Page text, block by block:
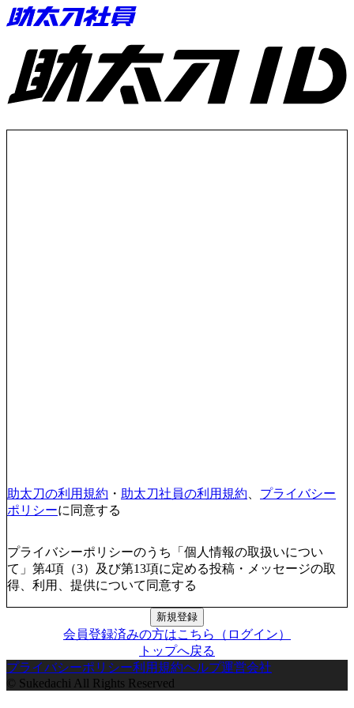
助太刀ID
助太刀の利用規約 ・ 助太刀社員の利用規約
プライバシー
ポリシーに同意する
プライバシーポリシーのうち「個人情報の取扱いについ
て」第4項（3）及び第13項に定める投稿・メッセージの取
得、利用、提供について同意する
新規登録
会員登録済みの方はこちら（ログイン）
トップへ戻る
プライバシーポリシー利用規約ヘルプ運営会社
© Sukedachi All Rights Reserved